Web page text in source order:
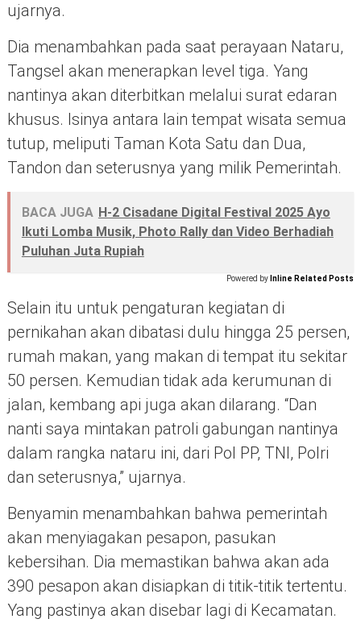
ujarnya.
Dia menambahkan pada saat perayaan Nataru,
Tangsel akan menerapkan level tiga. Yang
nantinya akan diterbitkan melalui surat edaran
khusus. Isinya antara lain tempat wisata semua
tutup, meliputi Taman Kota Satu dan Dua,
Tandon dan seterusnya yang milik Pemerintah.
BACA JUGA H-2 Cisadane Digital Festival 2025 Ayo
Ikuti Lomba Musik, Photo Rally dan Video Berhadiah
Puluhan Juta Rupiah
Powered by Inline Related Posts
Selain itu untuk pengaturan kegiatan di
pernikahan akan dibatasi dulu hingga 25 persen,
rumah makan, yang makan di tempat itu sekitar
50 persen. Kemudian tidak ada kerumunan di
jalan, kembang api juga akan dilarang. “Dan
nanti saya mintakan patroli gabungan nantinya
dalam rangka nataru ini, dari Pol PP, TNI, Polri
dan seterusnya,” ujarnya.
Benyamin menambahkan bahwa pemerintah
akan menyiagakan pesapon, pasukan
kebersihan. Dia memastikan bahwa akan ada
390 pesapon akan disiapkan di titik-titik tertentu.
Yang pastinya akan disebar lagi di Kecamatan.